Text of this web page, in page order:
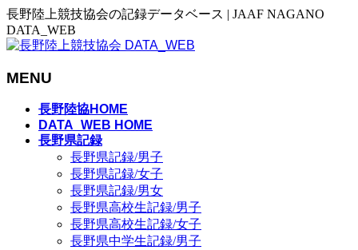
長野陸上競技協会の記録データベース | JAAF NAGANO
DATA_WEB
MENU
長野陸協HOME
DATA_WEB HOME
長野県記録
長野県記録/男子
長野県記録/女子
長野県記録/男女
長野県高校生記録/男子
長野県高校生記録/女子
長野県中学生記録/男子